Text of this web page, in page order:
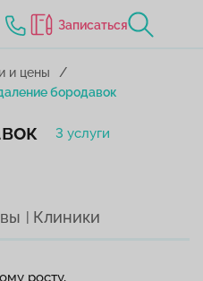
Записаться
и цены
бородавок
3 услуги
Клиники
росту,